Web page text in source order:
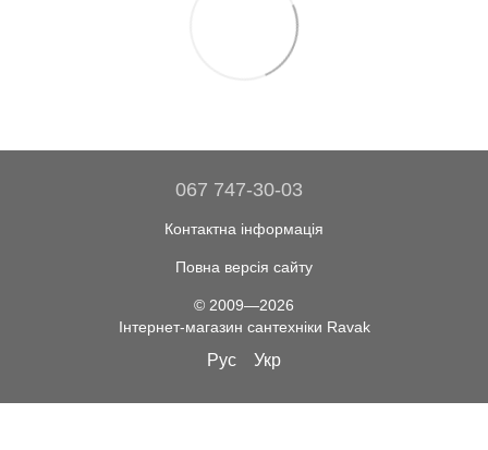
067 747-30-03
Контактна інформація
Повна версія сайту
© 2009—2026
Інтернет-магазин сантехніки Ravak
Рус Укр